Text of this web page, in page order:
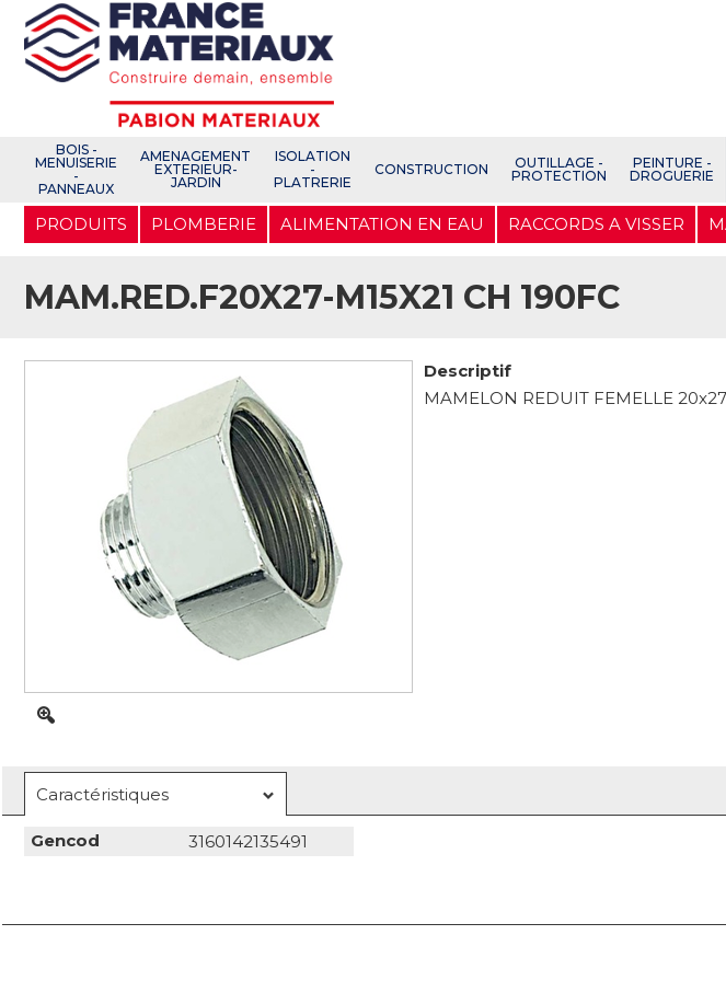
Aller
contenu
BOIS -
MENUISERIE
-
PANNEAUX
AMENAGEMENT
EXTERIEUR-
JARDIN
ISOLATION
-
PLATRERIE
CONSTRUCTION
OUTILLAGE -
PROTECTION
PEINTURE -
DROGUERIE
PRODUITS PLOMBERIE ALIMENTATION EN EAU RACCORDS A VISSER
MAM.RED.F20X27-M15X21 CH 190FC
Descriptif
MAMELON REDUIT FEMELLE
Caractéristiques
Gencod 3160142135491